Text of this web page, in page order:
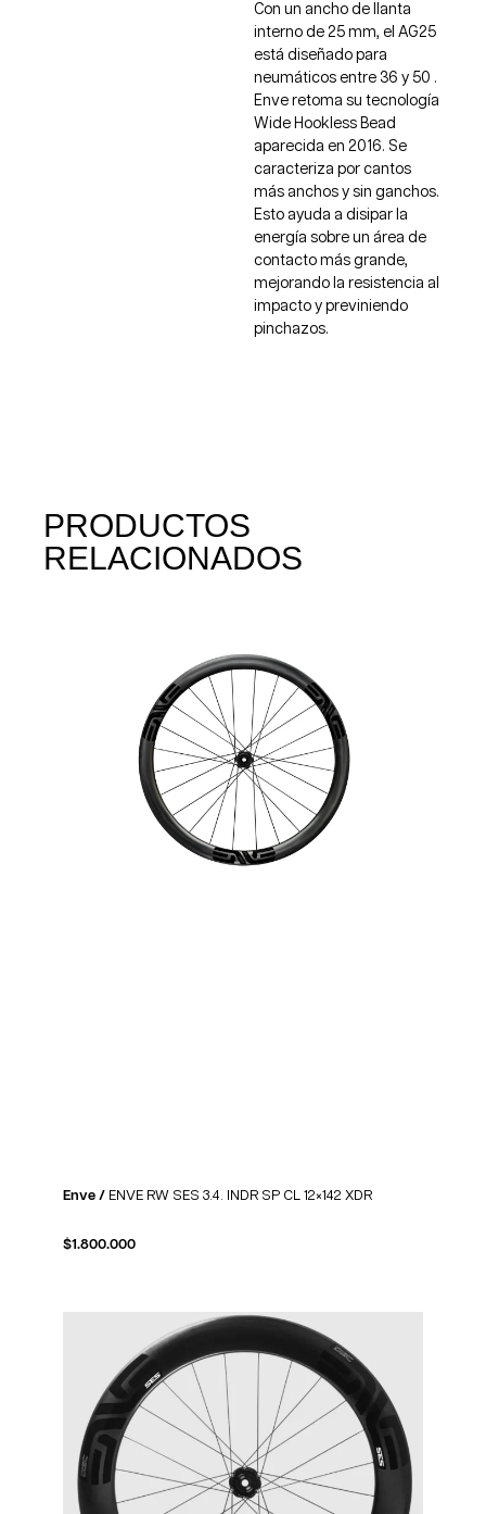
Con un ancho de llanta
interno de 25 mm, el AG25
está diseñado para
neumáticos entre 36 y 50 .
Enve retoma su tecnología
Wide Hookless Bead
aparecida en 2016. Se
caracteriza por cantos
más anchos y sin ganchos.
Esto ayuda a disipar la
energía sobre un área de
contacto más grande,
mejorando la resistencia al
impacto y previniendo
pinchazos.
PRODUCTOS
RELACIONADOS
Enve / ENVE RW SES 3.4. INDR SP CL 12×142 XDR
$1.800.000